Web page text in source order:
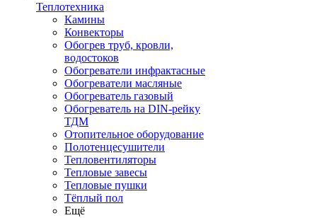
Теплотехника
Камины
Конвекторы
Обогрев труб, кровли,
водостоков
Обогреватели инфрактасные
Обогреватели масляные
Обогреватель газовый
Обогреватель на DIN-рейку
ТДМ
Отопительное оборудование
Полотенцесушители
Тепловентиляторы
Тепловые завесы
Тепловые пушки
Тёплый пол
Ещё